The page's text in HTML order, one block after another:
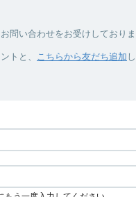
問い合わせをお受けしておりま
トと、 こちらから友だち追加